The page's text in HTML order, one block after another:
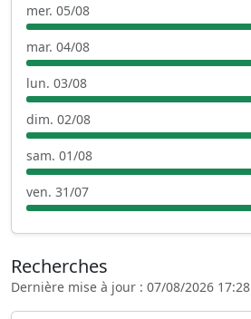
mer. 05/08
mar. 04/08
lun. 03/08
dim. 02/08
sam. 01/08
ven. 31/07
Recherches
Dernière mise à jour : 07/08/2026 17:28